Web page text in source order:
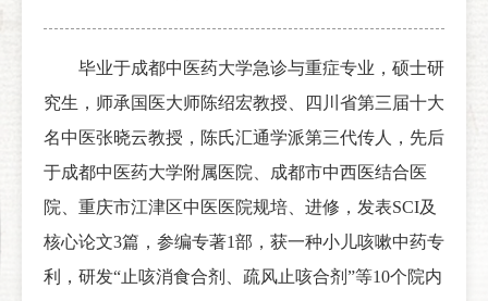
毕业于成都中医药大学急诊与重症专业，硕士研
究生，师承国医大师陈绍宏教授、四川省第三届十大
名中医张晓云教授，陈氏汇通学派第三代传人，先后
于成都中医药大学附属医院、成都市中西医结合医
院、重庆市江津区中医医院规培、进修，发表SCI及
核心论文3篇，参编专著1部，获一种小儿咳嗽中药专
利，研发“止咳消食合剂、疏风止咳合剂”等10个院内